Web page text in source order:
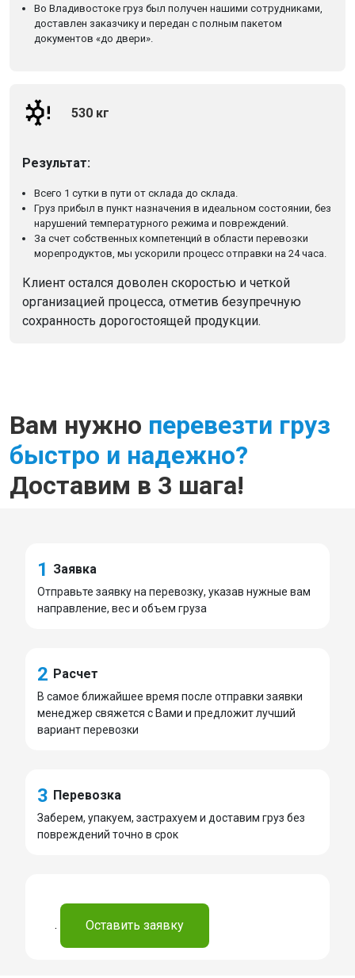
Во Владивостоке груз был получен нашими сотрудниками,
доставлен заказчику и передан с полным пакетом
документов «до двери».
530 кг
Результат:
Всего 1 сутки в пути от склада до склада.
Груз прибыл в пункт назначения в идеальном состоянии, без
нарушений температурного режима и повреждений.
За счет собственных компетенций в области перевозки
морепродуктов, мы ускорили процесс отправки на 24 часа.
Клиент остался доволен скоростью и четкой
организацией процесса, отметив безупречную
сохранность дорогостоящей продукции.
Вам нужно перевезти груз
быстро и надежно?
Доставим в 3 шага!
1 Заявка
Отправьте заявку на перевозку, указав нужные вам
направление, вес и объем груза
2 Расчет
В самое ближайшее время после отправки заявки
менеджер свяжется с Вами и предложит лучший
вариант перевозки
3 Перевозка
Заберем, упакуем, застрахуем и доставим груз без
повреждений точно в срок
. Оставить заявку